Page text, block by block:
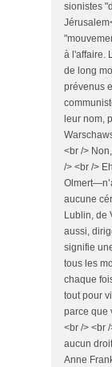
sionistes
à l'affaire.
de long
prévenus
leur nom,
<br />
/> <br />
aucune
Lublin, de
aussi,
signifie
tous les
chaque
tout pour
parce que
<br /> <br
aucun
Anne